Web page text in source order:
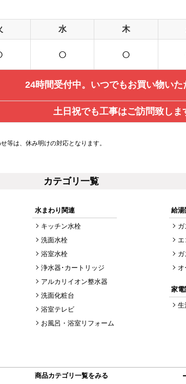
水 木
○ ○
24時間受付中。いつでもお買い物いた
土日祝でも工事はご訪問致しま
等は、休み明けの対応となります。
カテゴリ一覧
水まわり関連
キッチン水栓
洗面水栓
浴室水栓
浄水器･カートリッジ
アルカリイオン整水器
洗面化粧台
浴室テレビ
お風呂・浴室リフォーム
給湯
エ
オ
家電
生
商品カテゴリ一覧をみる